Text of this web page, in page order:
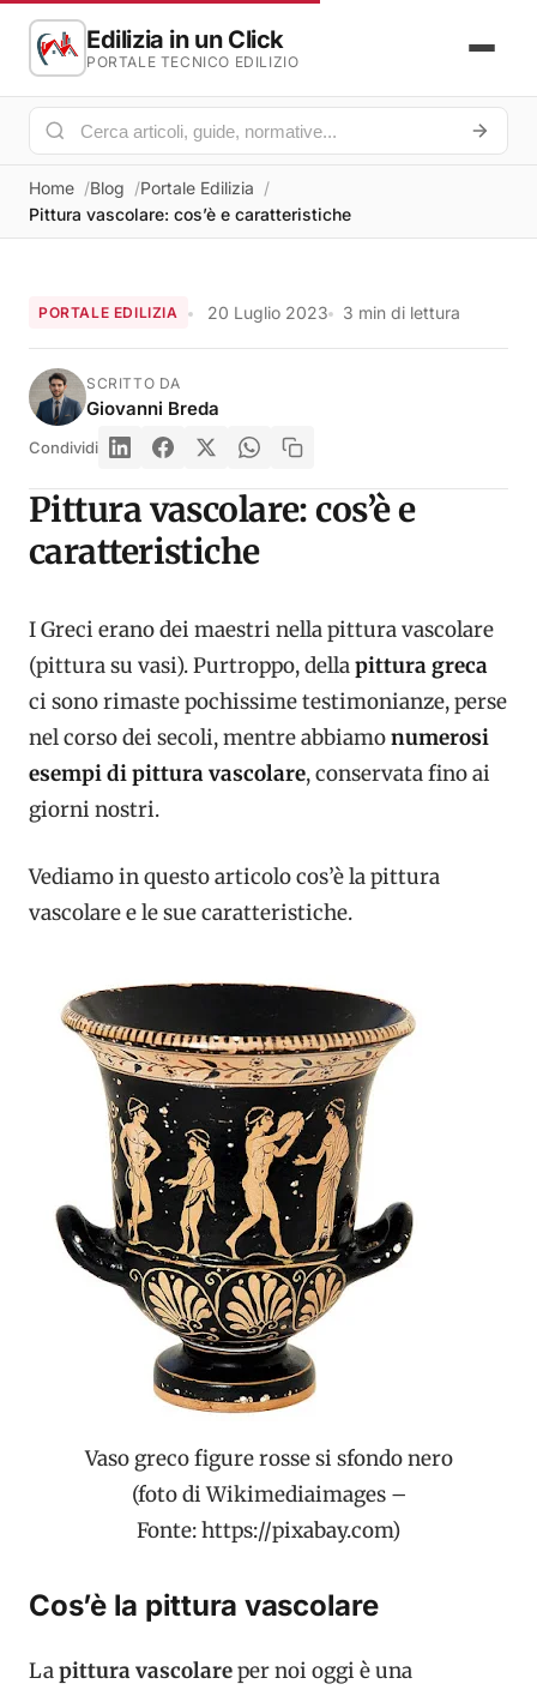
Edilizia in un Click
PORTALE TECNICO EDILIZIO
Home Blog
Portale Edilizia
Pittura vascolare: cos’è e caratteristiche
PORTALE EDILIZIA 20 Luglio 2023 3 min di lettura
SCRITTO DA
Giovanni Breda
Condividi
Pittura vascolare: cos’è e
caratteristiche
I Greci erano dei maestri nella pittura vascolare
(pittura su vasi). Purtroppo, dellapittura greca
ci sono rimaste pochissime testimonianze, perse
nel corso dei secoli, mentre abbiamonumerosi
esempi di pittura vascolare, conservata fino ai
giorni nostri.
Vediamo in questo articolo cos’è la pittura
vascolare e le sue caratteristiche.
Vaso greco figure rosse si sfondo nero
(foto di Wikimediaimages –
Fonte: https://pixabay.com)
Cos’è la pittura vascolare
Lapittura vascolareper noi oggi è una